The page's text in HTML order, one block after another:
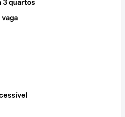
3 quartos
vaga